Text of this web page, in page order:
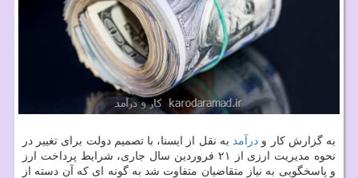
به گزارش كار و درآمدبه نقل از ایسنا، با تصمیم دولت برای تغییر در
نحوه مدیریت ارزی از ۲۱ فروردین سال جاری، شرایط پرداخت ارز
و پاسخگویی به نیاز متقاضیان متفاوت شد به گونه ای كه آن دسته از